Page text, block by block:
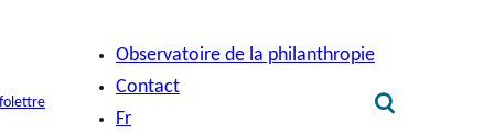
Observatoire de la philanthropie
Contact
Fr